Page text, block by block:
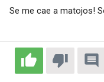
Se me cae a matojos!